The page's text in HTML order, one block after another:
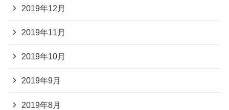
2019年12月
2019年11月
2019年10月
2019年9月
2019年8月